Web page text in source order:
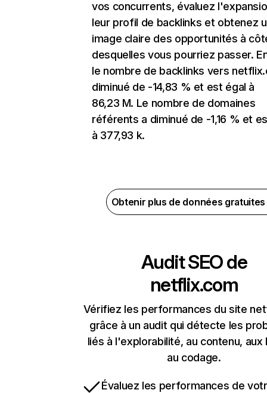
vos concurrents, évaluez
leur profil de backlinks et obtenez
image claire des opportunités à
desquelles vous pourriez passer.
le nombre de backlinks vers
diminué de -14,83 % et est égal à
86,23 M. Le nombre de domaines
référents a diminué de -1,16 % et
à 377,93 k.
Obtenir plus de données
Audit SEO de
netflix.com
Vérifiez les performances du site
grâce à un audit qui détecte les
liés à l'explorabilité, au contenu, aux
au codage.
Évaluez les performances de